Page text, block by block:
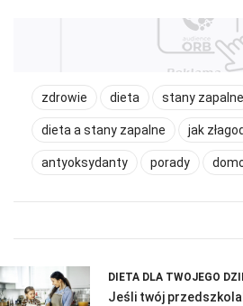
zdrowie dieta stany zapalne
dieta a stany zapalne jak
antyoksydanty porady
DIETA DLA TWOJEGO
Jeśli twój